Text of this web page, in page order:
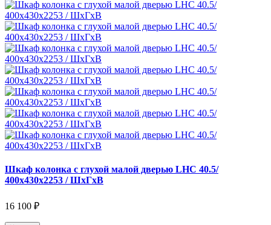
Шкаф колонка с глухой малой дверью LHC 40.5/
400х430х2253 / ШхГхВ
16 100 ₽